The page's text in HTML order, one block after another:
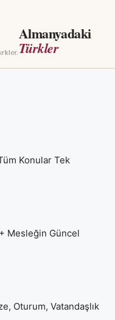
Almanyadaki
Türkler
Konular Tek
Mesleğin Güncel
Oturum, Vatandaşlık